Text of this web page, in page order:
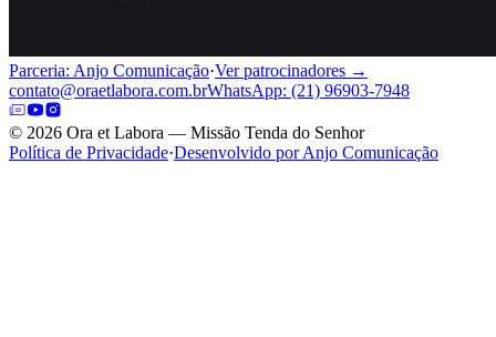
Parceria: Anjo Comunicação·Ver patrocinadores →
contato@oraetlabora.com.brWhatsApp: (21) 96903-7948
© 2026 Ora et Labora — Missão Tenda do Senhor
Política de Privacidade·Desenvolvido por Anjo Comunicação